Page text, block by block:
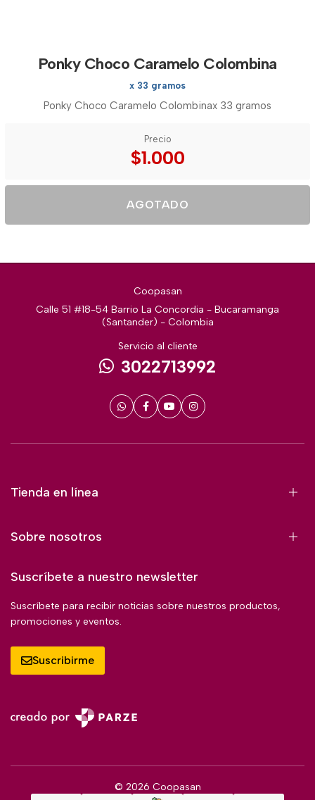
Ponky Choco Caramelo Colombina
x 33 gramos
Ponky Choco Caramelo Colombinax 33 gramos
Precio
$1.000
AGOTADO
Coopasan
Calle 51 #18-54 Barrio La Concordia - Bucaramanga
(Santander) - Colombia
Servicio al cliente
3022713992
Tienda en línea
Sobre nosotros
Suscríbete a nuestro newsletter
Suscríbete para recibir noticias sobre nuestros productos,
promociones y eventos.
Suscribirme
© 2026 Coopasan